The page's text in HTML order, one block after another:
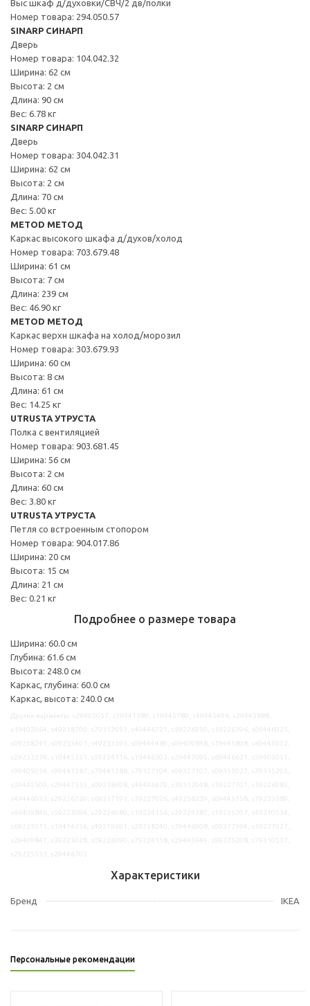
Выс шкаф д/духовки/СВЧ/2 дв/полки
Номер товара: 294.050.57
SINARP СИНАРП
Дверь
Номер товара: 104.042.32
Ширина: 62 см
Высота: 2 см
Длина: 90 см
Вес: 6.78 кг
SINARP СИНАРП
Дверь
Номер товара: 304.042.31
Ширина: 62 см
Высота: 2 см
Длина: 70 см
Вес: 5.00 кг
METOD МЕТОД
Каркас высокого шкафа д/духов/холод
Номер товара: 703.679.48
Ширина: 61 см
Высота: 7 см
Длина: 239 см
Вес: 46.90 кг
METOD МЕТОД
Каркас верхн шкафа на холод/морозил
Номер товара: 303.679.93
Ширина: 60 см
Высота: 8 см
Длина: 61 см
Вес: 14.25 кг
UTRUSTA УТРУСТА
Полка с вентиляцией
Номер товара: 903.681.45
Ширина: 56 см
Высота: 2 см
Длина: 60 см
Вес: 3.80 кг
UTRUSTA УТРУСТА
Петля со встроенным стопором
Номер товара: 904.017.86
Ширина: 20 см
Высота: 15 см
Длина: 21 см
Вес: 0.21 кг
Подробнее о размере товара
Ширина: 60.0 см
Глубина: 61.6 см
Высота: 248.0 см
Каркас, глубина: 60.0 см
Каркас, высота: 240.0 см
Характеристики
Бренд IKEA
Персональные рекомендации